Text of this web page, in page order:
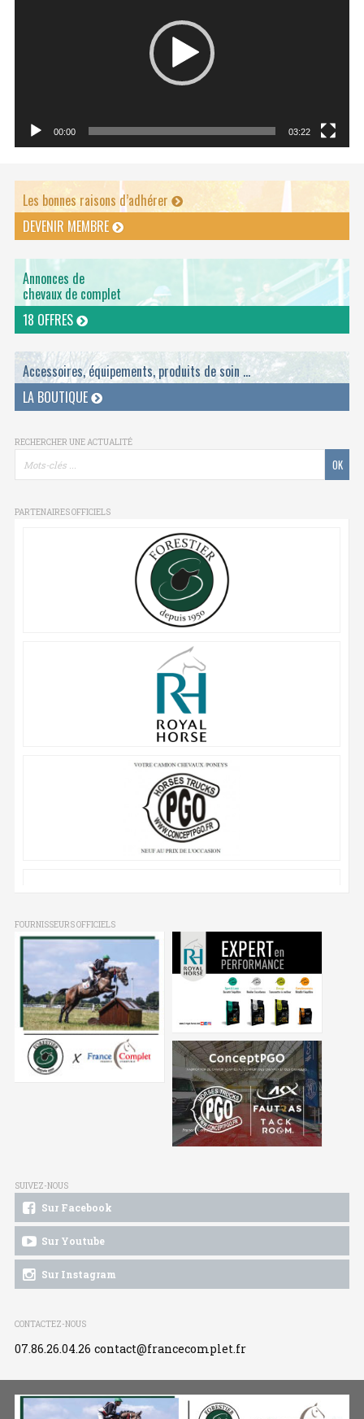
00:00 03:22
Les bonnes raisons d’adhérer
DEVENIR MEMBRE
Annonces de
chevaux de complet
18 OFFRES
Accessoires, équipements, produits de soin ...
LA BOUTIQUE
RECHERCHER UNE ACTUALITÉ
PARTENAIRES OFFICIELS
FOURNISSEURS OFFICIELS
SUIVEZ-NOUS
Sur Facebook
Sur Youtube
Sur Instagram
CONTACTEZ-NOUS
07.86.26.04.26 contact@francecomplet.fr